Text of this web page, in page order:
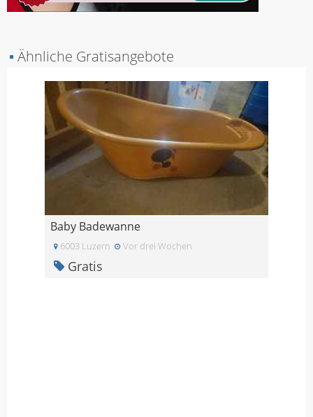
▪ Ähnliche Gratisangebote
Baby Badewanne
6003 Luzern Vor drei Wochen
Gratis